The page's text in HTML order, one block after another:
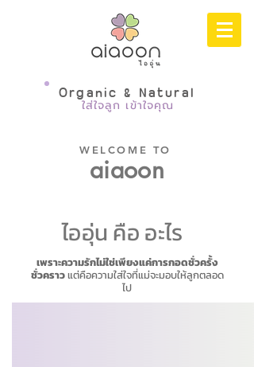
Organic & Natural
ใส่ใจลูก เข้าใจคุณ
WELCOME TO
aiaoon
ไออุ่น คือ อะไร
เพราะความรักไม่ใช่เพียงแค่การกอดชั่วครั้ง
ชั่วคราวแต่คือความใส่ใจที่แม่จะมอบให้ลูกตลอด
ไป